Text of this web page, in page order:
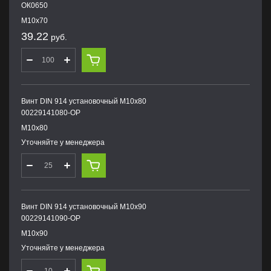
ОК0650
М10х70
39.22 руб.
Винт DIN 914 установочный М10х80
00229141080-OP
М10х80
Уточняйте у менеджера
Винт DIN 914 установочный М10х90
00229141090-OP
М10х90
Уточняйте у менеджера